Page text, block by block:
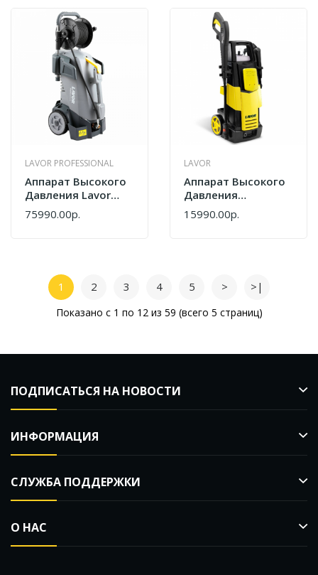
LAVOR PROFESSIONAL
Аппарат Высокого
Давления Lavor
Professional MAINE
HR 1409 XP 36091-
75990.00р.
LAVOR
Аппарат Высокого
Давления
Электрический
Lavor Wave 130
15990.00р.
1 2 3 4 5 > >|
Показано с 1 по 12 из 59 (всего 5 страниц)
ПОДПИСАТЬСЯ НА НОВОСТИ
ИНФОРМАЦИЯ
СЛУЖБА ПОДДЕРЖКИ
О НАС